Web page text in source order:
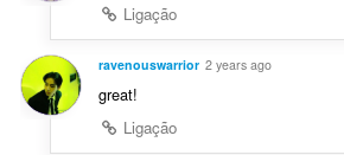
Ligação
ravenouswarrior 2 years ago
great!
Ligação